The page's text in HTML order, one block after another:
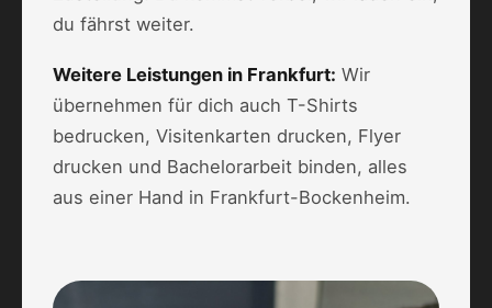
du fährst weiter.
Weitere Leistungen in Frankfurt: Wir
übernehmen für dich auch T-Shirts
bedrucken, Visitenkarten drucken, Flyer
drucken und Bachelorarbeit binden, alles
aus einer Hand in Frankfurt-Bockenheim.